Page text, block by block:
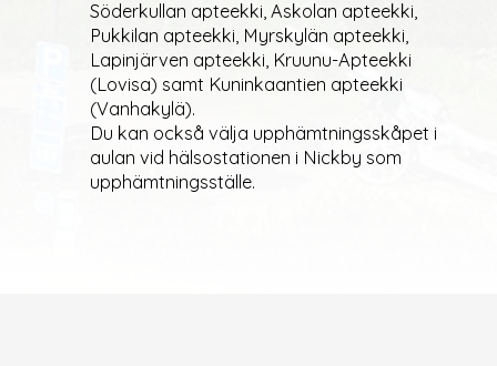
Söderkullan apteekki, Askolan apteekki,
Pukkilan apteekki, Myrskylän apteekki,
Lapinjärven apteekki, Kruunu-Apteekki
(Lovisa) samt Kuninkaantien apteekki
(Vanhakylä).
Du kan också välja upphämtningsskåpet i
aulan vid hälsostationen i Nickby som
upphämtningsställe.